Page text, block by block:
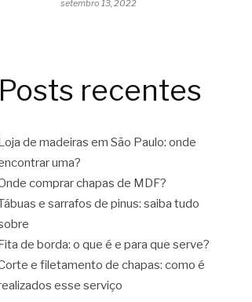
setembro 13, 2022
Posts recentes
de madeiras em São Paulo: onde
uma?
comprar chapas de MDF?
e sarrafos de pinus: saiba tudo
de borda: o que é e para que serve?
e filetamento de chapas: como é
esse serviço